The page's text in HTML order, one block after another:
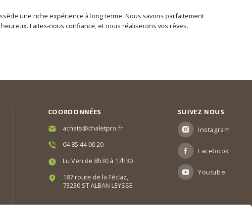
une riche expérience à long terme. Nous savons parfaitement
Faites-nous confiance, et nous réaliserons vos rêves.
COORDONNÉES
achats@chaletpro.fr
04 85 44 00 20
Lu Ven de 8h30 à 17h30
187 route de la Féclaz,
73230 ST ALBAN LEYSSE
SUIVEZ NOUS
Instagram
Facebook
Youtube